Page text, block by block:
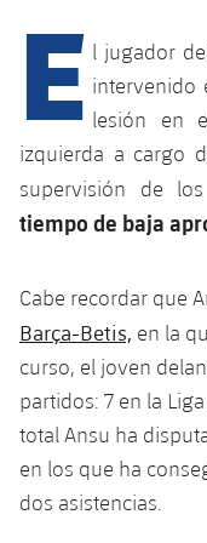
plusicon
más
Instalaciones
Estadi Johan
Barça Cafe
Ciutat Esportiva
plusicon
más
Servicios
plusicon
más
SUB13
SUB12
SUB11 A
SUB11 B
SUB10 A
SUB10 B
SUB9 A
SUB9 B
SUB13 B
SUB12 C
SUB11 C
Entradas
Gameday
Resultados
Jugadores
Fotos
Historia
Barça Atlètic
Junior
Cadete A
Infantil A
Infantil B
Mini
PLUSICON
MÁS
plusicon
más
Actualidad
Entradas
Resultados
Jugadores
plusicon
más
Calendario
Resultados
Clasificaciones
Jugadores
Actualidad
Juvenil
Cadete A
PLUSICON
MÁS
Primer equipo
plusicon
más
Actualidad
Barça Atlètic
plusicon
más
E l jugador
intervenido
lesión en
izquierda a cargo
supervisión de
tiempo de baja
Cabe recordar que
Barça-Betis, en la
curso, el joven
partidos: 7 en la
total Ansu ha
en los que ha
dos asistencias.